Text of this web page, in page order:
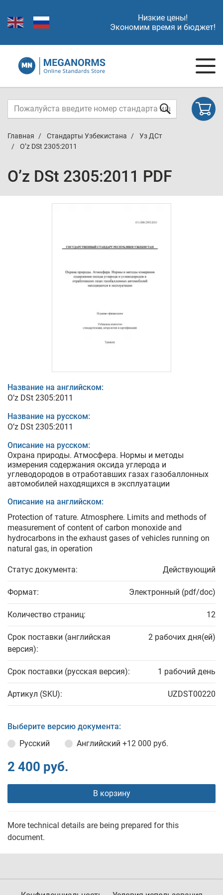
Низкие цены!
Экономим время и бюджет!
Главная Стандарты Узбекистана
Уз ДСт
O’z DSt 2305:2011
O’z DSt 2305:2011 PDF
Название на английском:
O’z DSt 2305:2011
Название на русском:
O’z DSt 2305:2011
Описание на русском:
Охрана природы. Атмосфера. Нормы и методы
измерения содержания оксида углерода и
углеводородов в отработавших газах газобаллонных
автомобилей находящихся в эксплуатации
Описание на английском:
Protection of тature. Atmosphere. Limits and methods of
measurement of content of carbon monoxide and
hydrocarbons in the exhaust gases of vehicles running on
natural gas, in operation
Статус документа: Действующий
Формат: Электронный (pdf/doc)
Количество страниц: 12
Срок поставки (английская
версия):
2 рабочих дня(ей)
Срок поставки (русская версия): 1 рабочий день
Артикул (SKU): UZDST00220
Выберите версию документа:
Русский
Английский +12 000 руб.
2 400 руб.
В корзину
More technical details are being prepared for this
document.